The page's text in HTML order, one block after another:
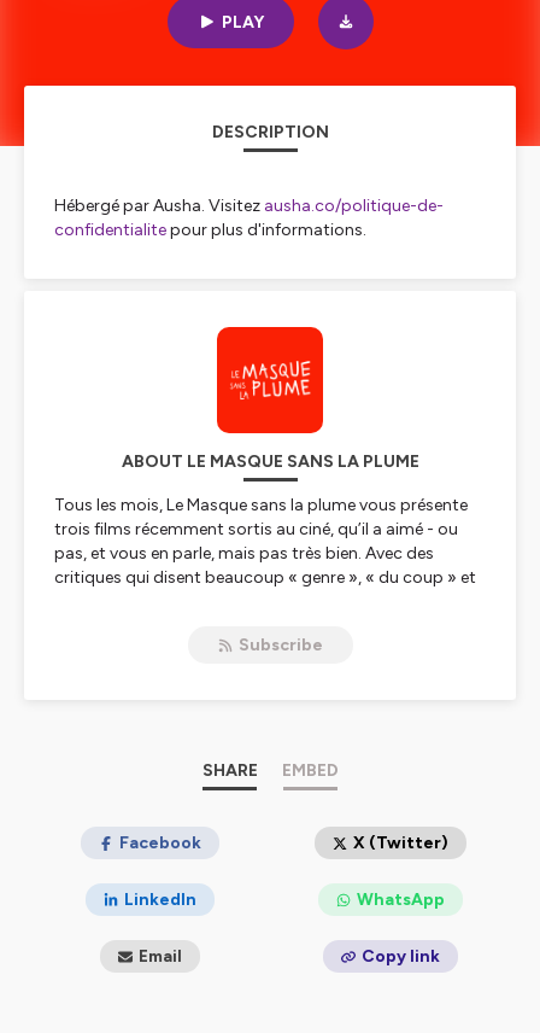
PLAY
DESCRIPTION
Hébergé par Ausha. Visitez ausha.co/politique-de-
confidentialitepour plus d'informations.
ABOUT LE MASQUE SANS LA PLUME
Tous les mois, Le Masque sans la plume vous présente
trois films récemment sortis au ciné, qu’il a aimé - ou
pas, et vous en parle, mais pas très bien. Avec des
critiques qui disent beaucoup « genre », « du coup » et
Hébergé par Ausha. Visitezausha.co/politique-de-
Subscribe
SHARE EMBED
Facebook X (Twitter)
LinkedIn WhatsApp
Email Copy link